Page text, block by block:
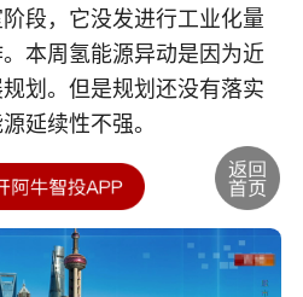
段，它没发进行工业化量
本周氢能源异动是因为近
划。但是规划还没有落实
延续性不强。